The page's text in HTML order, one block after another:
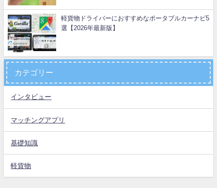
軽貨物ドライバーにおすすめなポータブルカーナビ5
選【2026年最新版】
カテゴリー
インタビュー
マッチングアプリ
基礎知識
軽貨物